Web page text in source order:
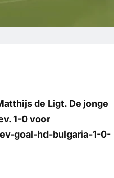
de Ligt. De jonge
1-0 voor
goal-hd-bulgaria-1-0-